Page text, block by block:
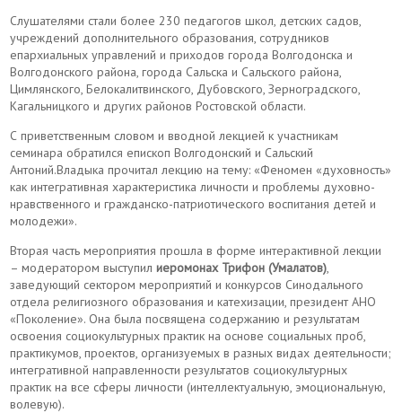
Слушателями стали более 230 педагогов школ, детских садов,
учреждений дополнительного образования, сотрудников
епархиальных управлений и приходов города Волгодонска и
Волгодонского района, города Сальска и Сальского района,
Цимлянского, Белокалитвинского, Дубовского, Зерноградского,
Кагальницкого и других районов Ростовской области.
С приветственным словом и вводной лекцией к участникам
семинара обратился епископ Волгодонский и Сальский
Антоний.Владыка прочитал лекцию на тему: «Феномен «духовность»
как интегративная характеристика личности и проблемы духовно-
нравственного и гражданско-патриотического воспитания детей и
молодежи».
Вторая часть мероприятия прошла в форме интерактивной лекции
– модератором выступилиеромонах Трифон (Умалатов),
заведующий сектором мероприятий и конкурсов Синодального
отдела религиозного образования и катехизации, президент АНО
«Поколение». Она была посвящена содержанию и результатам
освоения социокультурных практик на основе социальных проб,
практикумов, проектов, организуемых в разных видах деятельности;
интегративной направленности результатов социокультурных
практик на все сферы личности (интеллектуальную, эмоциональную,
волевую).